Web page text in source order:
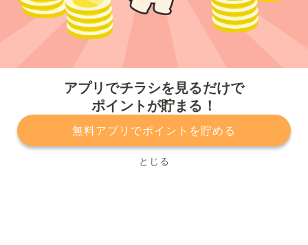
アプリでチラシを見るだけで
ポイントが貯まる！
無料アプリでポイントを貯める
とじる
プライバシーポリシー 利用規約
運営会社
サービスに関してのお問い合わせ